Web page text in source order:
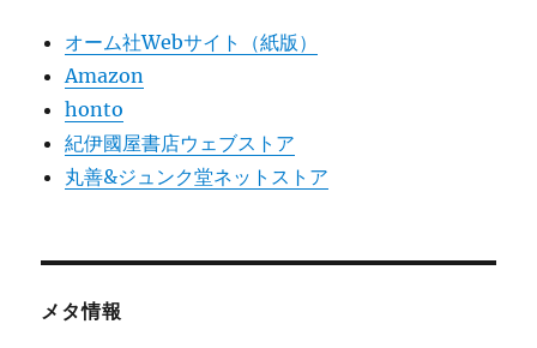
オーム社Webサイト（紙版）
Amazon
honto
紀伊國屋書店ウェブストア
丸善&ジュンク堂ネットストア
メタ情報